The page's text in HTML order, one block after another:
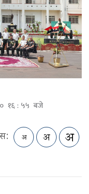
१६ : ५५ बजे